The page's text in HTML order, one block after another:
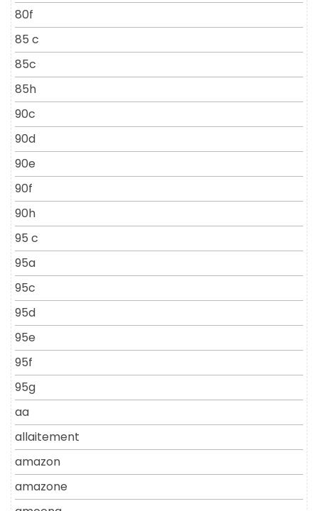
80f
85 c
85c
85h
90c
90d
90e
90f
90h
95 c
95a
95c
95d
95e
95f
95g
aa
allaitement
amazon
amazone